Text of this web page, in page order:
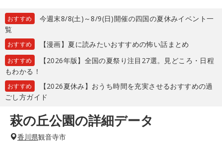
おすすめ
今週末8/8(土)～8/9(日)開催の四国の夏休みイベント一
覧
おすすめ 【漫画】夏に読みたいおすすめの怖い話まとめ
おすすめ
【2026年版】全国の夏祭り注目27選。見どころ・日程
もわかる！
おすすめ
【2026夏休み】おうち時間を充実させるおすすめの過
ごし方ガイド
萩の丘公園の詳細データ
香川県観音寺市